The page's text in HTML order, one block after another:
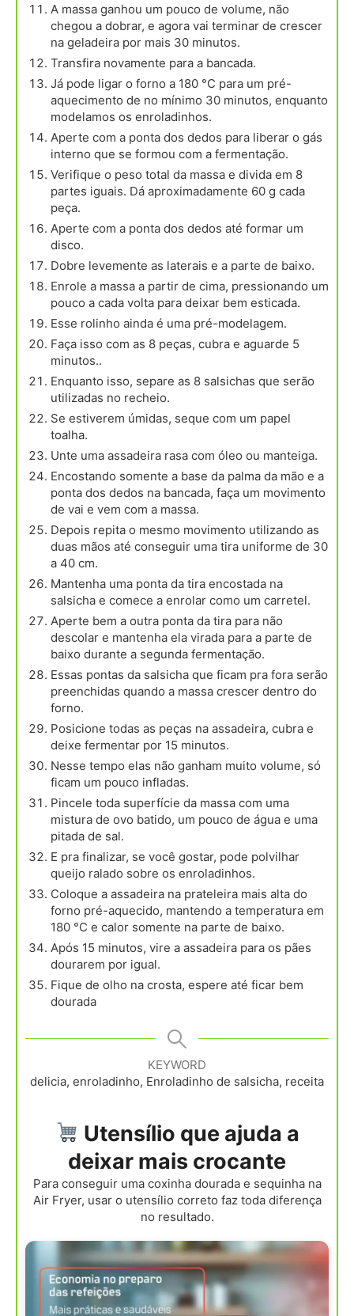
A massa ganhou um pouco de volume, não
chegou a dobrar, e agora vai terminar de crescer
na geladeira por mais 30 minutos.
Transfira novamente para a bancada.
Já pode ligar o forno a 180 °C para um pré-
aquecimento de no mínimo 30 minutos, enquanto
modelamos os enroladinhos.
Aperte com a ponta dos dedos para liberar o gás
interno que se formou com a fermentação.
Verifique o peso total da massa e divida em 8
partes iguais. Dá aproximadamente 60 g cada
peça.
Aperte com a ponta dos dedos até formar um
disco.
Dobre levemente as laterais e a parte de baixo.
Enrole a massa a partir de cima, pressionando um
pouco a cada volta para deixar bem esticada.
Esse rolinho ainda é uma pré-modelagem.
Faça isso com as 8 peças, cubra e aguarde 5
minutos..
Enquanto isso, separe as 8 salsichas que serão
utilizadas no recheio.
Se estiverem úmidas, seque com um papel
toalha.
Unte uma assadeira rasa com óleo ou manteiga.
Encostando somente a base da palma da mão e a
ponta dos dedos na bancada, faça um movimento
de vai e vem com a massa.
Depois repita o mesmo movimento utilizando as
duas mãos até conseguir uma tira uniforme de 30
a 40 cm.
Mantenha uma ponta da tira encostada na
salsicha e comece a enrolar como um carretel.
Aperte bem a outra ponta da tira para não
descolar e mantenha ela virada para a parte de
baixo durante a segunda fermentação.
Essas pontas da salsicha que ficam pra fora serão
preenchidas quando a massa crescer dentro do
forno.
Posicione todas as peças na assadeira, cubra e
deixe fermentar por 15 minutos.
Nesse tempo elas não ganham muito volume, só
ficam um pouco infladas.
Pincele toda superfície da massa com uma
mistura de ovo batido, um pouco de água e uma
pitada de sal.
E pra finalizar, se você gostar, pode polvilhar
queijo ralado sobre os enroladinhos.
Coloque a assadeira na prateleira mais alta do
forno pré-aquecido, mantendo a temperatura em
180 °C e calor somente na parte de baixo.
Após 15 minutos, vire a assadeira para os pães
dourarem por igual.
Fique de olho na crosta, espere até ficar bem
dourada
KEYWORD
delicia, enroladinho, Enroladinho de salsicha, receita
Utensílio que ajuda a
deixar mais crocante
Para conseguir uma coxinha dourada e sequinha na
Air Fryer, usar o utensílio correto faz toda diferença
no resultado.